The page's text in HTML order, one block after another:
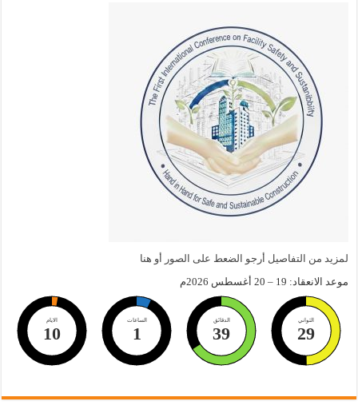
لمزيد من التفاصيل أرجو الضعط على الصور أو هنا
موعد الانعقاد: 19 – 20 أغسطس 2026م
الايام
10
الساعات
1
الدقائق
39
الثواني
28